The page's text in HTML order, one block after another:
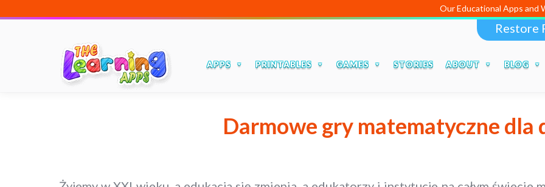
Our Educational Apps and
Restore
APPS PRINTABLES GAMES STORIES ABOUT BLOG
Darmowe gry matematyczne dla